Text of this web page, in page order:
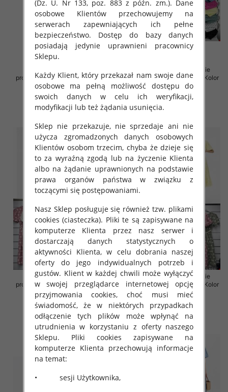
produkt) Roz Standard, Mix Kolor
Paczka 5 szt
35.00 zł
szczegóły
Sukienki damskie (Włoskie
produkt) Roz Standard, Mix Kolor
Paczka 5 szt
36.00 zł
Sukienki damskie (Włoskie
produkt) Roz Standard, Mix Kolor
Paczka 5 szt
43.00 zł
szczegóły
Sukienki damskie (Włoskie
produkt) Roz Standard, Mix Kolor
Paczka 5 szt
43.00 zł
szczegóły
(Dz. U. Nr 133, poz. 883 z późn. zm.). Dane
osobowe Klientów przechowujemy na
serwerach zapewniających ich pełne
bezpieczeństwo. Dostęp do bazy danych
posiadają jedynie uprawnieni pracownicy
Sklepu.
Każdy Klient, który przekazał nam swoje dane
osobowe ma pełną możliwość dostępu do
swoich danych w celu ich weryfikacji,
modyfikacji lub też żądania usunięcia.
Sklep nie przekazuje, nie sprzedaje ani nie
użycza zgromadzonych danych osobowych
Klientów osobom trzecim, chyba że dzieje się
to za wyraźną zgodą lub na życzenie Klienta
albo na żądanie uprawnionych na podstawie
prawa organów państwa w związku z
toczącymi się postępowaniami.
Nasz Sklep posługuje się również tzw. plikami
cookies (ciasteczka). Pliki te są zapisywane na
komputerze Klienta przez nasz serwer i
dostarczają danych statystycznych o
aktywności Klienta, w celu dobrania naszej
oferty do jego indywidualnych potrzeb i
gustów. Klient w każdej chwili może wyłączyć
w swojej przeglądarce internetowej opcję
przyjmowania cookies, choć musi mieć
świadomość, że w niektórych przypadkach
odłączenie tych plików może wpłynąć na
utrudnienia w korzystaniu z oferty naszego
Sklepu. Pliki cookies zapisywane na
komputerze Klienta przechowują informacje
na temat:
• sesji Użytkownika,